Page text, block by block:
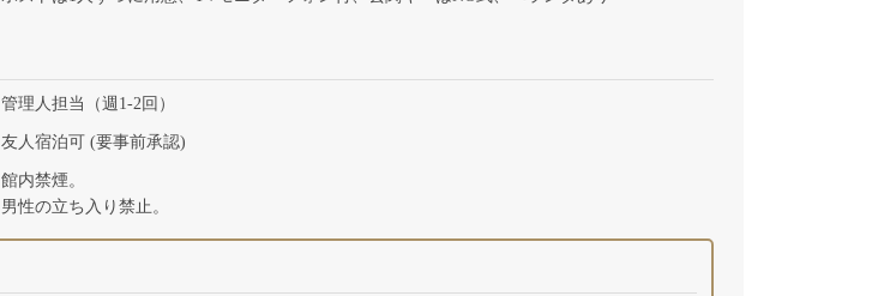
管理人担当（週1-2回）
友人宿泊可 (要事前承認)
館内禁煙。
男性の立ち入り禁止。